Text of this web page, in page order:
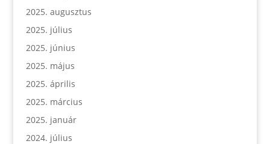
2025. augusztus
2025. július
2025. június
2025. május
2025. április
2025. március
2025. január
2024. július